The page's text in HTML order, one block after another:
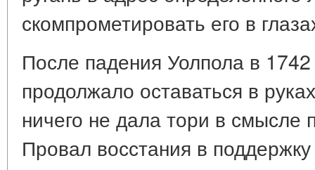
скомпрометировать его в
После падения Уолпола в
продолжало оставаться в
ничего не дала тори в смысле
Провал восстания в